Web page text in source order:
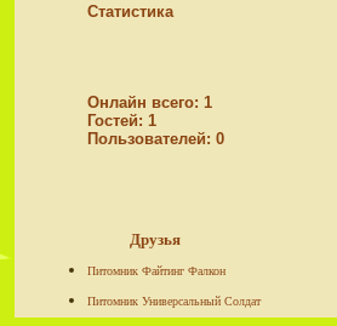
Статистика
Онлайн всего: 1
Гостей: 1
Пользователей: 0
Друзья
Питомник Файтинг Фалкон
Питомник Универсальный Солдат